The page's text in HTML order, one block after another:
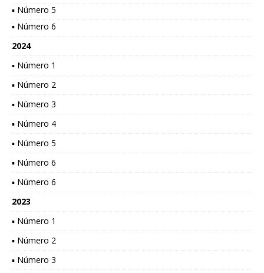
▪ Número 5
▪ Número 6
2024
▪ Número 1
▪ Número 2
▪ Número 3
▪ Número 4
▪ Número 5
▪ Número 6
▪ Número 6
2023
▪ Número 1
▪ Número 2
▪ Número 3